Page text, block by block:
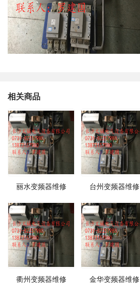
相关商品
丽水变频器维修 台州变频器维修
衢州变频器维修 金华变频器维修